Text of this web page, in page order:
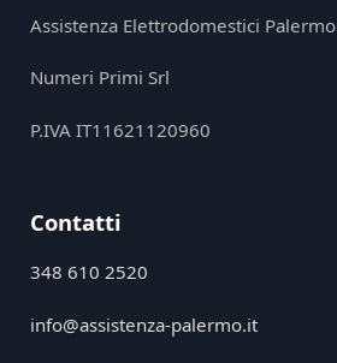
Assistenza Elettrodomestici Palermo
Numeri Primi Srl
P.IVA IT11621120960
Contatti
348 610 2520
info@assistenza-palermo.it